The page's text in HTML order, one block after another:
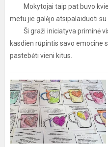
Mokytojai taip pat buvo
metu jie galėjo atsipalaiduoti
Ši graži iniciatyva priminė
kasdien rūpintis savo emocine
pastebėti vieni kitus.